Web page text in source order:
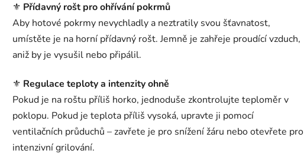
⚜️ Přídavný rošt pro ohřívání pokrmů
Aby hotové pokrmy nevychladly a neztratily svou šťavnatost,
umístěte je na horní přídavný rošt. Jemně je zahřeje proudící vzduch,
aniž by je vysušil nebo připálil.
⚜️ Regulace teploty a intenzity ohně
Pokud je na roštu příliš horko, jednoduše zkontrolujte teploměr v
poklopu. Pokud je teplota příliš vysoká, upravte ji pomocí
ventilačních průduchů – zavřete je pro snížení žáru nebo otevřete pro
intenzivní grilování.